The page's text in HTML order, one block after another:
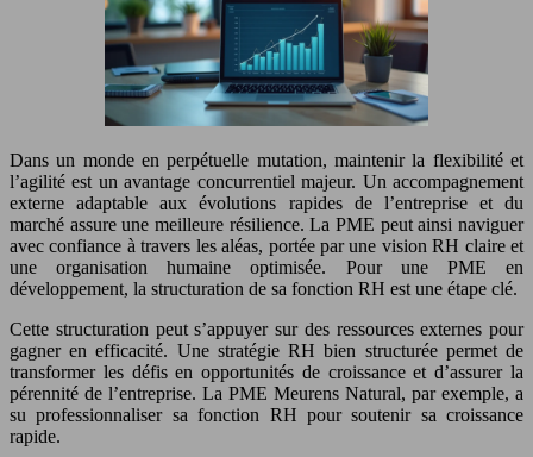
Dans un monde en perpétuelle mutation, maintenir la flexibilité et
l’agilité est un avantage concurrentiel majeur. Un accompagnement
externe adaptable aux évolutions rapides de l’entreprise et du
marché assure une meilleure résilience. La PME peut ainsi naviguer
avec confiance à travers les aléas, portée par une vision RH claire et
une organisation humaine optimisée. Pour une PME en
développement, la structuration de sa fonction RH est une étape clé.
Cette structuration peut s’appuyer sur des ressources externes pour
gagner en efficacité. Une stratégie RH bien structurée permet de
transformer les défis en opportunités de croissance et d’assurer la
pérennité de l’entreprise. La PME Meurens Natural, par exemple, a
su professionnaliser sa fonction RH pour soutenir sa croissance
rapide.